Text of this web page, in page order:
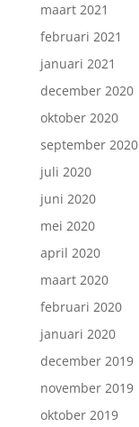
maart 2021
februari 2021
januari 2021
december 2020
oktober 2020
september 2020
juli 2020
juni 2020
mei 2020
april 2020
maart 2020
februari 2020
januari 2020
december 2019
november 2019
oktober 2019